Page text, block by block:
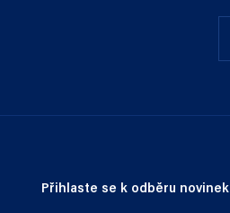
Přihlaste se k odběru novinek